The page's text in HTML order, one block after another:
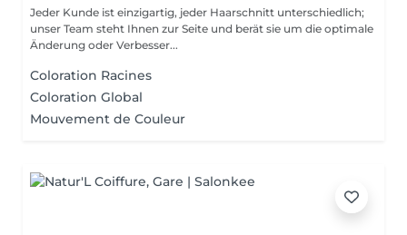
Jeder Kunde ist einzigartig, jeder Haarschnitt unterschiedlich;
unser Team steht Ihnen zur Seite und berät sie um die optimale
Änderung oder Verbesser...
Coloration Racines
Coloration Global
Mouvement de Couleur